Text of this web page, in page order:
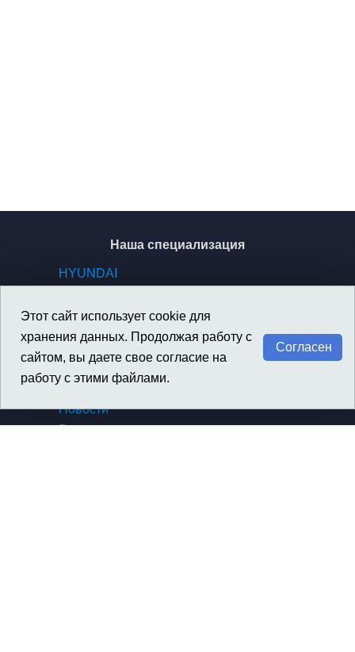
Наша специализация
HYUNDAI
GENESIS
SSANGYONG / KGM
Материалы
Новости
Вакансии
Этот сайт использует cookie для
хранения данных. Продолжая работу с
сайтом, вы даете свое согласие на
работу с этими файлами.
Согласен